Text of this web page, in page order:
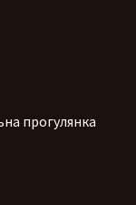
прогулянка